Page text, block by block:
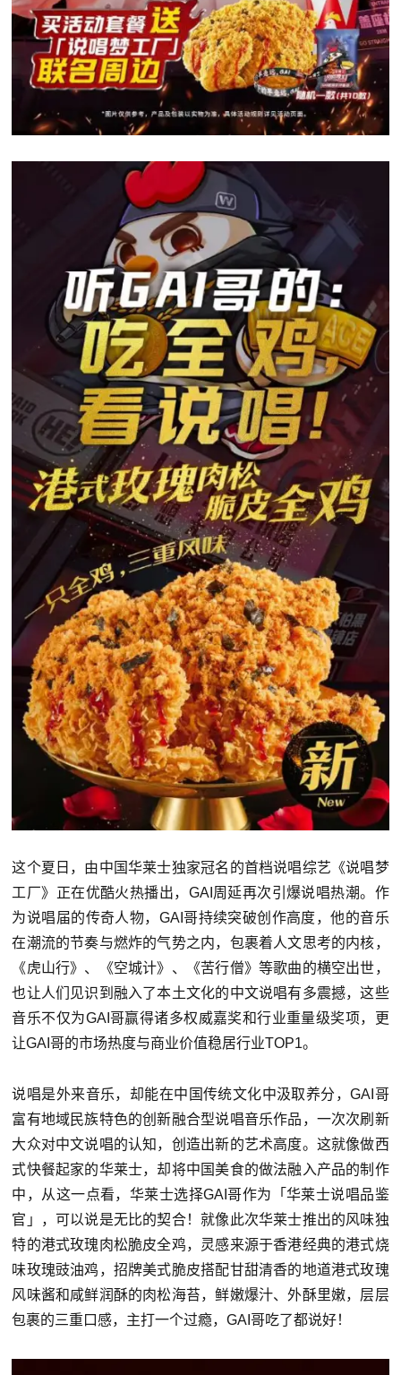
这个夏日，由中国华莱士独家冠名的首档说唱综艺《说唱梦
工厂》正在优酷火热播出，GAI周延再次引爆说唱热潮。作
为说唱届的传奇人物，GAI哥持续突破创作高度，他的音乐
在潮流的节奏与燃炸的气势之内，包裹着人文思考的内核，
《虎山行》、《空城计》、《苦行僧》等歌曲的横空出世，
也让人们见识到融入了本土文化的中文说唱有多震撼，这些
音乐不仅为GAI哥赢得诸多权威嘉奖和行业重量级奖项，更
让GAI哥的市场热度与商业价值稳居行业TOP1。
说唱是外来音乐，却能在中国传统文化中汲取养分，GAI哥
富有地域民族特色的创新融合型说唱音乐作品，一次次刷新
大众对中文说唱的认知，创造出新的艺术高度。这就像做西
式快餐起家的华莱士，却将中国美食的做法融入产品的制作
中，从这一点看，华莱士选择GAI哥作为「华莱士说唱品鉴
官」，可以说是无比的契合！就像此次华莱士推出的风味独
特的港式玫瑰肉松脆皮全鸡，灵感来源于香港经典的港式烧
味玫瑰豉油鸡，招牌美式脆皮搭配甘甜清香的地道港式玫瑰
风味酱和咸鲜润酥的肉松海苔，鲜嫩爆汁、外酥里嫩，层层
包裹的三重口感，主打一个过瘾，GAI哥吃了都说好！